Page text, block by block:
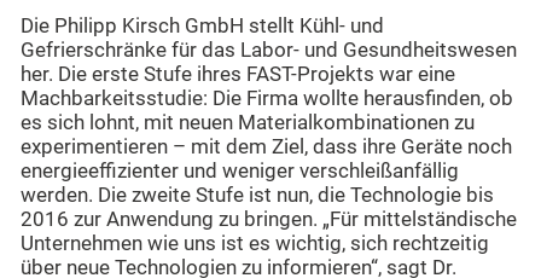
Die Philipp Kirsch GmbH stellt Kühl- und
Gefrierschränke für das Labor- und Gesundheitswesen
her. Die erste Stufe ihres FAST-Projekts war eine
Machbarkeitsstudie: Die Firma wollte herausfinden, ob
es sich lohnt, mit neuen Materialkombinationen zu
experimentieren – mit dem Ziel, dass ihre Geräte noch
energieeffizienter und weniger verschleißanfällig
werden. Die zweite Stufe ist nun, die Technologie bis
2016 zur Anwendung zu bringen. „Für mittelständische
Unternehmen wie uns ist es wichtig, sich rechtzeitig
über neue Technologien zu informieren“, sagt Dr.